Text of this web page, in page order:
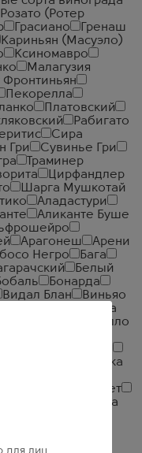
(Ротер
Грасиано
Гренаш
Кариньян (Масуэло)
Ксиномавро
Малагузия
Фронтиньян
Пекорелла
Платовский
Рабигато
Сира
Гри
Сувинье Гри
Траминер
Цирфандлер
Шарга Мушкотай
Аладастури
Аликанте Буше
Арагонеш
Арени
Негро
Бага
Белый
Бонарда
Видал Блан
Виньяо
Гарнача
Гропелло
Кадарка
Кахет
Корвина
для лиц